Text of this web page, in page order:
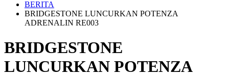
BERITA
BRIDGESTONE LUNCURKAN POTENZA
ADRENALIN RE003
BRIDGESTONE
LUNCURKAN POTENZA